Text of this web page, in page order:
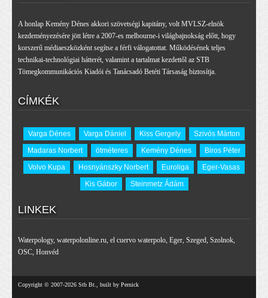
A honlap Kemény Dénes akkori szövetségi kapitány, volt MVLSZ-elnök
kezdeményezésére jött létre a 2007-es melbourne-i világbajnokság előtt, hogy
korszerű médiaeszközként segítse a férfi válogatottat. Működésének teljes
technikai-technológiai hátterét, valamint a tartalmat kezdettől az STB
Tömegkommunikációs Kiadói és Tanácsadó Betéti Társaság biztosítja.
CÍMKÉK
Varga Dénes Varga Dániel Kiss Gergely
Szivós Márton
Madaras Norbert
ötméteres Kemény Dénes
Biros Péter
Volvo Kupa
Hosnyánszky Norbert Euroliga
Eger-Vasas
Kis Gábor
Steinmetz Ádám
LINKEK
Waterpology, waterpolonline.ru, el cuervo waterpolo, Eger, Szeged, Szolnok,
OSC, Honvéd
Copyright © 2007-2026 Stb Bt., built by Pernick